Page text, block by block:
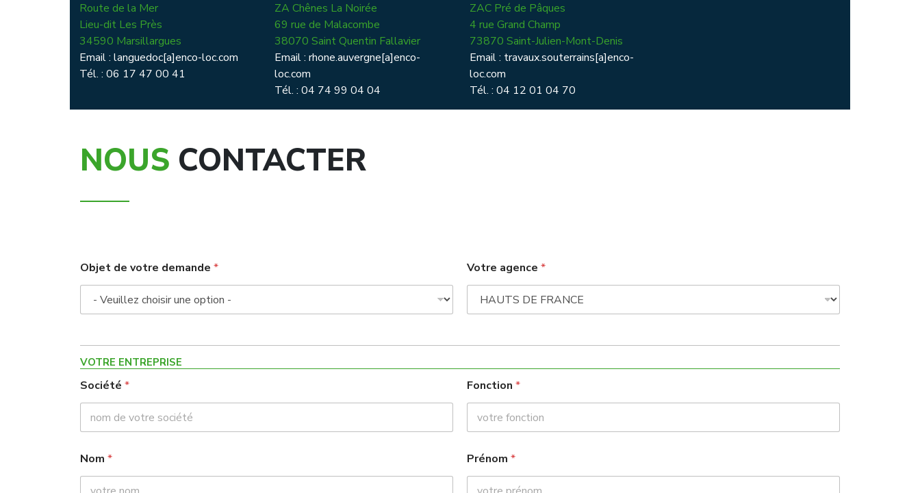
Route de la Mer
Lieu-dit Les Près
34590 Marsillargues
Email : languedoc[a]enco-loc.com
Tél. : 06 17 47 00 41
ZA Chênes La Noirée
69 rue de Malacombe
38070 Saint Quentin Fallavier
Email : rhone.auvergne[a]enco-
loc.com
Tél. : 04 74 99 04 04
ZAC Pré de Pâques
4 rue Grand Champ
73870 Saint-Julien-Mont-Denis
Email : travaux.souterrains[a]enco-
loc.com
Tél. : 04 12 01 04 70
NOUS CONTACTER
Objet de votre demande * Votre agence *
VOTRE ENTREPRISE
Société * Fonction *
Nom * Prénom *